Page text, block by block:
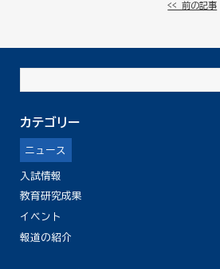
<< 前の記事
カテゴリー
ニュース
入試情報
教育研究成果
イベント
報道の紹介